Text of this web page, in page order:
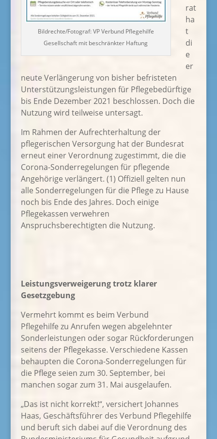
Bildrechte/Fotograf: VP Verbund Pflegehilfe
Gesellschaft mit beschränkter Haftung
rat
ha
t
di
e
er
neute Verlängerung von bisher befristeten
Unterstützungsleistungen für Pflegebedürftige
bis Ende Dezember 2021 beschlossen. Doch die
Nutzung wird teilweise untersagt.
Im Rahmen der Aufrechterhaltung der
pflegerischen Versorgung hat der Bundesrat
erneut einer Verordnung zugestimmt, die die
Corona-Sonderregelungen für pflegende
Angehörige verlängert. (1) Offiziell gelten nun
alle Sonderregelungen für die Pflege zu Hause
noch bis Ende des Jahres. Doch einige
Pflegekassen verwehren
Anspruchsberechtigten die Nutzung.
Leistungsverweigerung trotz klarer
Gesetzgebung
Vermehrt kommt es beim Verbund
Pflegehilfe zu Anrufen wegen abgelehnter
Sonderleistungen oder sogar Rückforderungen
seitens der Pflegekasse. Verschiedene Kassen
behaupten die Corona-Sonderregelungen für
die Pflege seien zum 30. September, bei
manchen sogar zum 31. Mai ausgelaufen.
„Das ist nicht korrekt!“, versichert Johannes
Haas, Geschäftsführer des Verbund Pflegehilfe
und beruft sich dabei auf die Verordnung des